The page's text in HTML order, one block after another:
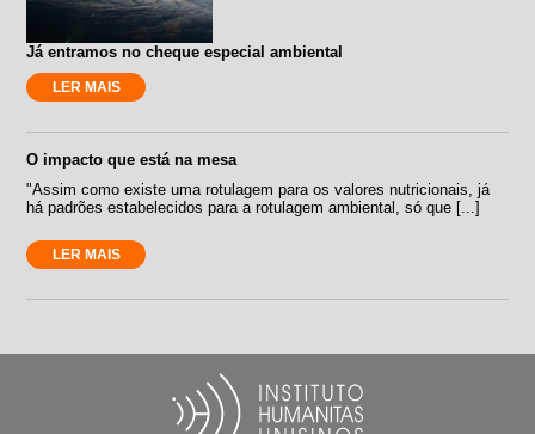
Já entramos no cheque especial ambiental
LER MAIS
O impacto que está na mesa
"Assim como existe uma rotulagem para os valores nutricionais, já
há padrões estabelecidos para a rotulagem ambiental, só que [...]
LER MAIS